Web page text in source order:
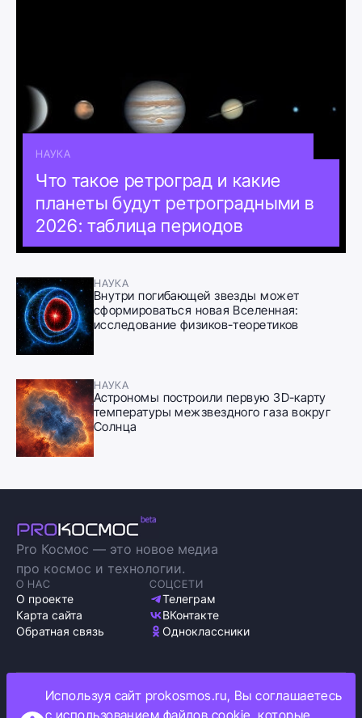
НАУКА
Что такое ретроград и какие
планеты будут ретроградными в
2026: таблица периодов
НАУКА
Внутри погибающей звезды может
сформироваться новая Вселенная:
исследование физиков-теоретиков
НАУКА
Астрономы построили первую 3D-карту
температуры межзвездного газа вокруг
Солнца
Pro Космос — это новое медиа
про космос и технологии.
О НАС
О проекте
Карта сайта
Обратная связь
СОЦСЕТИ
Телеграм
ВКонтакте
Одноклассники
Политика обработки персональных данных
Используя сайт prokosmos.ru, Вы соглашаетесь
с использованием файлов cookie, которые